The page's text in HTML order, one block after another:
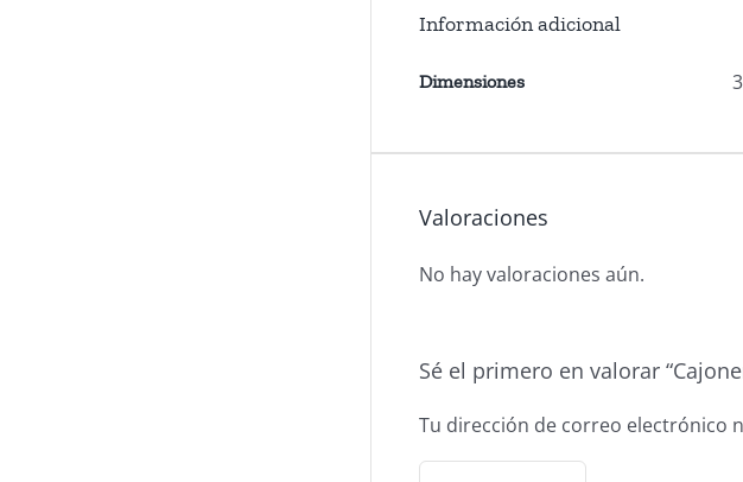
Información adicional
Dimensiones
Valoraciones
No hay valoraciones aún.
Sé el primero en valorar
Tu dirección de correo electrónico